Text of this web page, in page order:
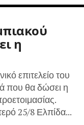
η
επιτελείο του
που θα δώσει η
25/8 Ελπίδα...